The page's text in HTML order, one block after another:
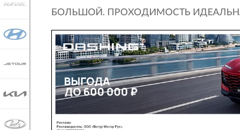
БОЛЬШОЙ. ПРОХОДИМОСТЬ
HYUNDAI
JETOUR